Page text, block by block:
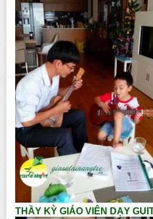
THẦY KỲ GIÁO VIÊN DẠY